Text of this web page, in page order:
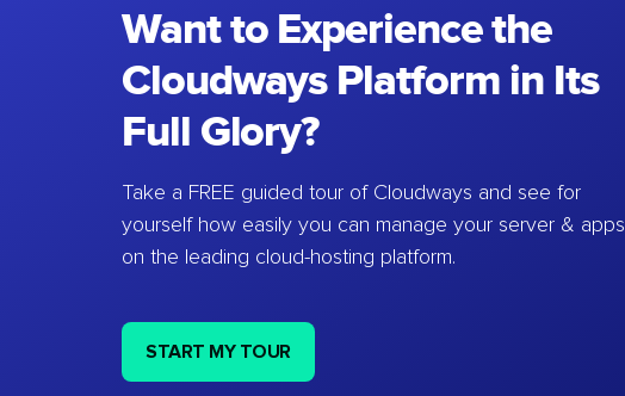
Want to Experience the
Cloudways Platform in Its
Full Glory?
Take a FREE guided tour of Cloudways and see for
yourself how easily you can manage your server & apps
on the leading cloud-hosting platform.
START MY TOUR